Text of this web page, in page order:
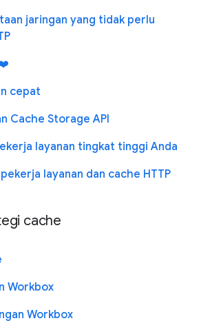
jaringan yang tidak perlu
cepat
Cache Storage API
layanan tingkat tinggi Anda
layanan dan cache HTTP
cache
Workbox
Workbox